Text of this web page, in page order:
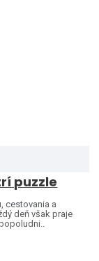
puzzle
cestovania a
deň však praje